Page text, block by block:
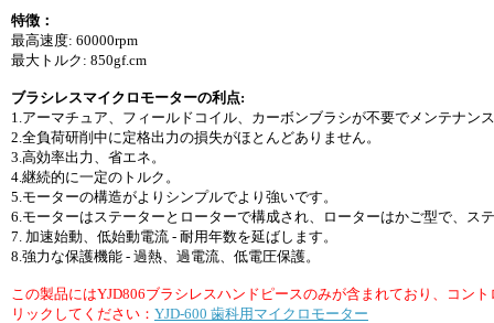
特徴：
最高速度: 60000rpm
最大トルク: 850gf.cm
ブラシレスマイクロモーターの利点:
1.アーマチュア、フィールドコイル、カーボンブラシが不要でメンテナン
2.全負荷研削中に定格出力の損失がほとんどありません。
3.高効率出力、省エネ。
4.継続的に一定のトルク。
5.モーターの構造がよりシンプルでより強いです。
6.モーターはステーターとローターで構成され、ローターはかご型で、
7. 加速始動、低始動電流 - 耐用年数を延ばします。
8.強力な保護機能 - 過熱、過電流、低電圧保護。
この製品にはYJD806ブラシレスハンドピースのみが含まれており、コン
リックしてください： YJD-600 歯科用マイクロモーター